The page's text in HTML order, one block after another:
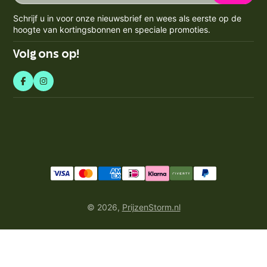
Spaarpunten Programma
Retourneren & Annuleren
Contact
Blogs
KVK-nummer: 71550224
BTW-nummer: NL858759123b01
mailadres
in
Schrijf u in voor onze nieuwsbrief en wees als eerste op de
hoogte van kortingsbonnen en speciale promoties.
Volg ons op!
© 2026, PrijzenStorm.nl